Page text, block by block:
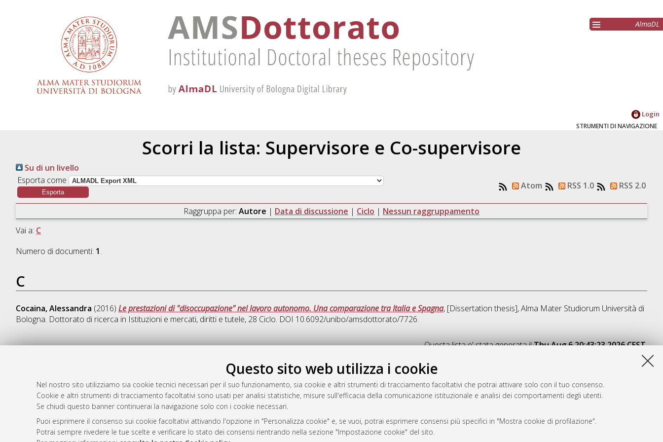
Questo sito web utilizza i cookie
Nel nostro sito utilizziamo sia cookie tecnici necessari per il suo funzionamento, sia cookie e altri strumenti di tracciamento facoltativi che potrai attivare solo con il tuo consenso.
Cookie e altri strumenti di tracciamento facoltativi sono usati per analisi statistiche, misure sull'efficacia della comunicazione istituzionale e analisi dei comportamenti degli utenti.
Se chiudi questo banner continuerai la navigazione solo con i cookie necessari.
Puoi esprimere il consenso sui cookie facoltativi attivando l'opzione in "Personalizza cookie" e, se vuoi, potrai esprimere consensi più specifici in "Mostra cookie di profilazione".
Potrai sempre rivedere le tue scelte e verificare lo stato dei consensi rientrando nella sezione "Impostazione cookie" del sito.
AlmaDL
Login
STRUMENTI DI NAVIGAZIONE
Scorri la lista: Supervisore e Co-supervisore
Su di un livello
Esporta come
Atom RSS 1.0 RSS 2.0
Raggruppa per: Autore | Data di discussione | Ciclo | Nessun raggruppamento
Vai a: C
Numero di documenti: 1.
C
Cocaina, Alessandra (2016) Le prestazioni di "disoccupazione" nel lavoro autonomo. Una comparazione tra Italia e Spagna, [Dissertation thesis], Alma Mater Studiorum Università di
Bologna. Dottorato di ricerca in Istituzioni e mercati, diritti e tutele, 28 Ciclo. DOI 10.6092/unibo/amsdottorato/7726.
Questa lista e' stata generata ilThu Aug 6 20:43:23 2026 CEST.
Rss 1.0
Rss 2.0
AMS Dottorato
ISSN: 2038-7946
Servizio implementato e gestito daAlmaDL
Impostazioni Cookie
Informativa sulla privacy
Condizioni d’uso del sito